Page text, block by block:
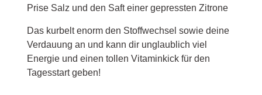
Prise Salz und den Saft einer gepressten Zitrone
Das kurbelt enorm den Stoffwechsel sowie deine
Verdauung an und kann dir unglaublich viel
Energie und einen tollen Vitaminkick für den
Tagesstart geben!